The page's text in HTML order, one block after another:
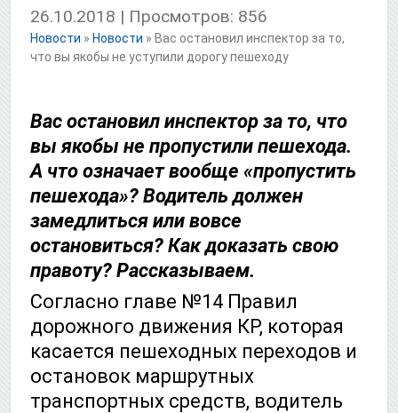
26.10.2018 | Просмотров: 856
Новости » Новости » Вас остановил инспектор за то,
что вы якобы не уступили дорогу пешеходу
Вас остановил инспектор за то, что
вы якобы не пропустили пешехода.
А что означает вообще «пропустить
пешехода»? Водитель должен
замедлиться или вовсе
остановиться? Как доказать свою
правоту? Рассказываем.
Согласно главе №14 Правил
дорожного движения КР, которая
касается пешеходных переходов и
остановок маршрутных
транспортных средств, водитель